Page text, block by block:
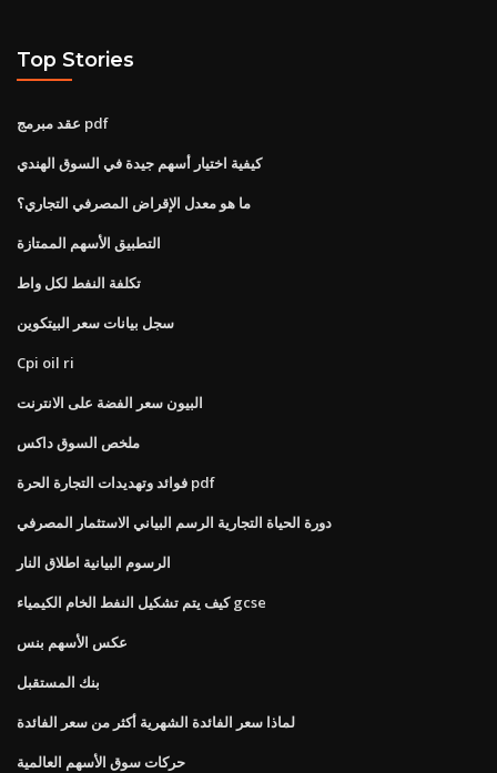
Top Stories
عقد مبرمج pdf
كيفية اختيار أسهم جيدة في السوق الهندي
ما هو معدل الإقراض المصرفي التجاري؟
التطبيق الأسهم الممتازة
تكلفة النفط لكل واط
سجل بيانات سعر البيتكوين
Cpi oil ri
البيون سعر الفضة على الانترنت
ملخص السوق داكس
فوائد وتهديدات التجارة الحرة pdf
دورة الحياة التجارية الرسم البياني الاستثمار المصرفي
الرسوم البيانية اطلاق النار
كيف يتم تشكيل النفط الخام الكيمياء gcse
عكس الأسهم بنس
بنك المستقبل
لماذا سعر الفائدة الشهرية أكثر من سعر الفائدة
حركات سوق الأسهم العالمية